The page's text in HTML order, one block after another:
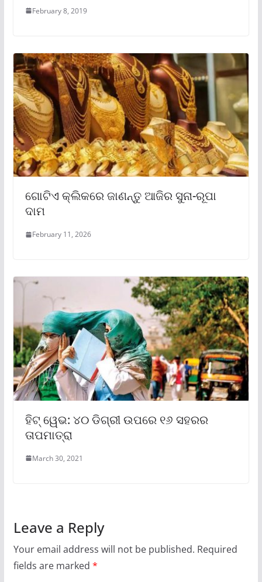
February 8, 2019
ଗୋଟିଏ କ୍ଲିକରେ ଜାଣନ୍ତୁ ଆଜିର ସୁନା-ରୂପା
ଦାମ
February 11, 2026
ହିଟ୍ ୱେଭ: ୪୦ ଡିଗ୍ରୀ ଉପରେ ୧୬ ସହରର
ତାପମାତ୍ରା
March 30, 2021
Leave a Reply
Your email address will not be published. Required
fields are marked *